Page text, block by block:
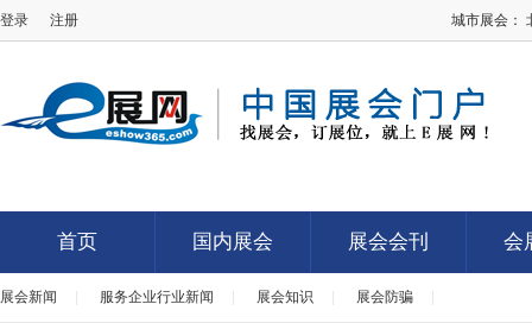
登录 注册 城市展会：
首页 国内展会
国内展会
展会会刊
展会会刊
会
展会新闻 服务企业行业新闻 展会知识 展会防骗